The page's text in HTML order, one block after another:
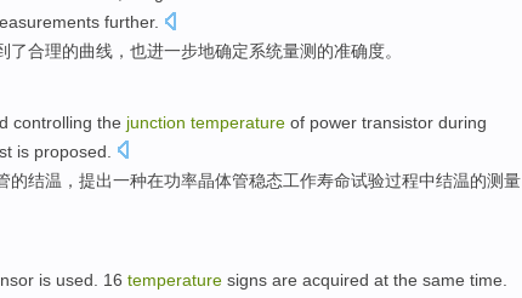
further.
了合理的曲线 ， 也进一步地确定系统量测 的准确度。
controlling the junction temperature of power transistor during
is proposed
的结温 ， 提出一种在功率晶体管稳态工作寿命试验过程中结温的测量
is used. 16 temperature signs are acquired at the same time.